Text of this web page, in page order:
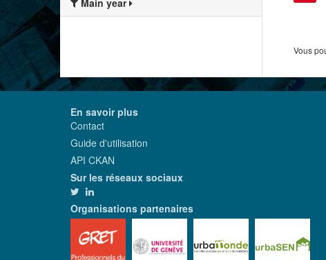
Main year
Vous
En savoir plus
Contact
Guide d'utilisation
API CKAN
Sur les réseaux sociaux
Organisations partenaires